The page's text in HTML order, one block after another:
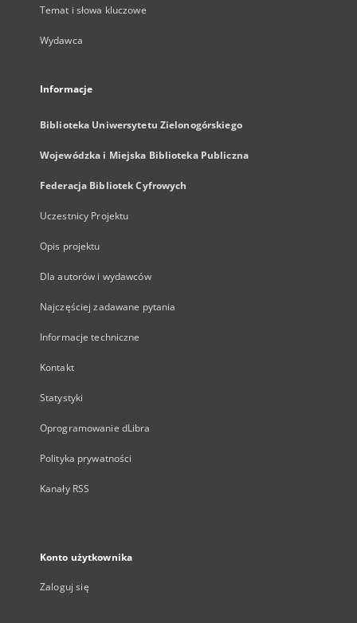
Temat i słowa kluczowe
Wydawca
Informacje
Biblioteka Uniwersytetu Zielonogórskiego
Wojewódzka i Miejska Biblioteka Publiczna
Federacja Bibliotek Cyfrowych
Uczestnicy Projektu
Opis projektu
Dla autorów i wydawców
Najczęściej zadawane pytania
Informacje techniczne
Kontakt
Statystyki
Oprogramowanie dLibra
Polityka prywatności
Kanały RSS
Konto użytkownika
Zaloguj się